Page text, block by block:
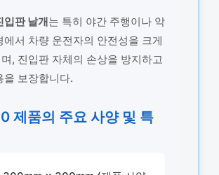
입판 날개는 특히 야간 주행이나 악
에서 차량 운전자의 안전성을 크게
, 진입판 자체의 손상을 방지하고
을 보장합니다.
제품의 주요 사양 및 특